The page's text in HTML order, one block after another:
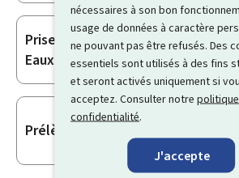
nécessaires à son bon
usage de données à caractère
ne pouvant pas être refusés. Des
essentiels sont utilisés à des fins
et seront activés uniquement si
acceptez. Consulter notre
confidentialité.
J'accepte
Prise de rendez-vous auprès du
Eaux de la Ville de Luxembourg
Prélèvement d’eau